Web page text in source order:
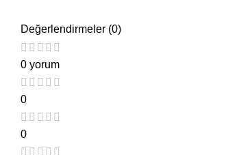
Değerlendirmeler (0)
0 yorum
0
0